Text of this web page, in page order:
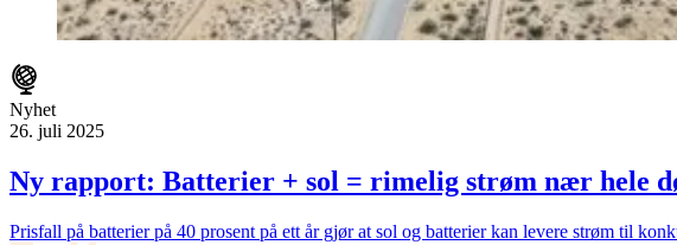
Nyhet
26. juli 2025
Ny rapport: Batterier + sol = rimelig strøm nær hele
Prisfall på batterier på 40 prosent på ett år gjør at sol og batterier kan levere strøm til